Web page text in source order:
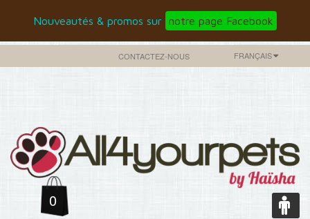
Nouveautés & promos sur notre page Facebook
FRANÇAIS
CONTACTEZ-NOUS
0